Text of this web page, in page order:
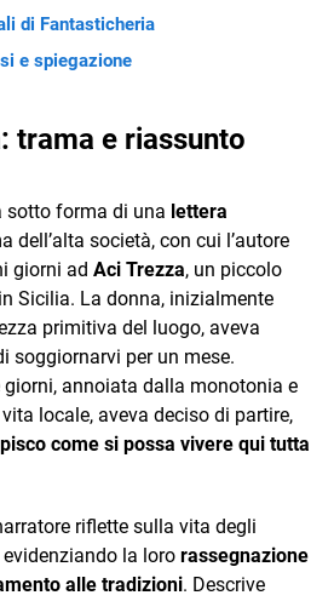
di Fantasticheria
e spiegazione
trama e riassunto
sotto forma di una lettera
dell’alta società, con cui l’autore
giorni ad Aci Trezza, un piccolo
Sicilia. La donna, inizialmente
primitiva del luogo, aveva
soggiornarvi per un mese.
annoiata dalla monotonia e
locale, aveva deciso di partire,
come si possa vivere qui tutta
riflette sulla vita degli
la loro rassegnazione
alle tradizioni. Descrive